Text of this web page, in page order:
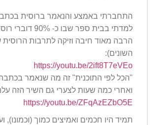
התחברתי באמצע והנאמר ברוסית
למדתי בבית ספר
הרבה מאוד חיבה וזיקה לתרבות הרוסית
השונים):
https://youtu.be/2ift8T7eVEo
"הכל לפי התוכנית" זה מה שנאמר
ואחרי כמה שעות לצערי גם השיר הזה עלה
https://youtu.be/ZFqAzEZbO5E
תמיד היו חכמים ואמיצים כמוך (וכמונו),